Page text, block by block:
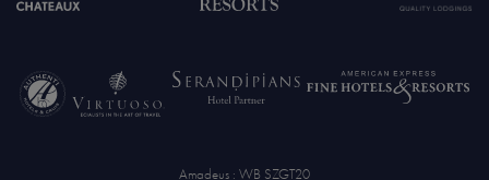
Amadeus : WB SZGT20